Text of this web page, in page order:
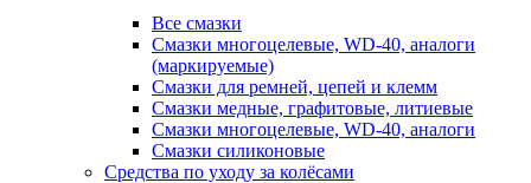
Все смазки
Смазки многоцелевые, WD-40, аналоги
(маркируемые)
Смазки для ремней, цепей и клемм
Смазки медные, графитовые, литиевые
Смазки многоцелевые, WD-40, аналоги
Смазки силиконовые
Средства по уходу за колёсами